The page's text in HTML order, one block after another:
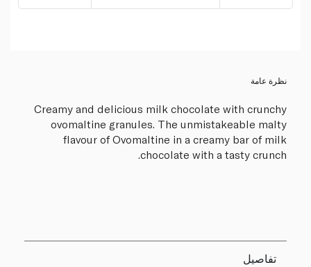
نظرة عامة
Creamy and delicious milk chocolate with crunchy
ovomaltine granules. The unmistakeable malty
flavour of Ovomaltine in a creamy bar of milk
chocolate with a tasty crunch.
تفاصيل